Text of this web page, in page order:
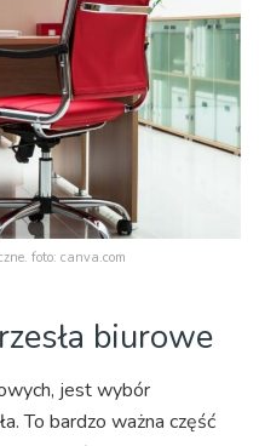
foto: canva.com
biurowe
jest wybór
To bardzo ważna część